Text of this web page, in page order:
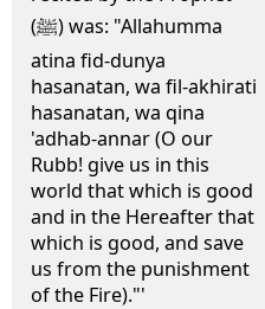
(ﷺ) was: "Allahumma
atina fid-dunya
hasanatan, wa fil-akhirati
hasanatan, wa qina
'adhab-annar (O our
Rubb! give us in this
world that which is good
and in the Hereafter that
which is good, and save
us from the punishment
of the Fire)."'